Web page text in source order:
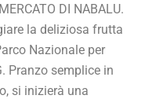
DI NABALU.
la deliziosa frutta
Nazionale per
Pranzo semplice in
si inizierà una